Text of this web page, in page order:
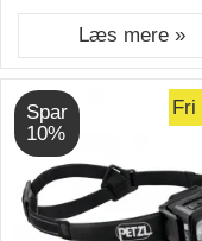
Læs mere »
Spar
10%
Fri